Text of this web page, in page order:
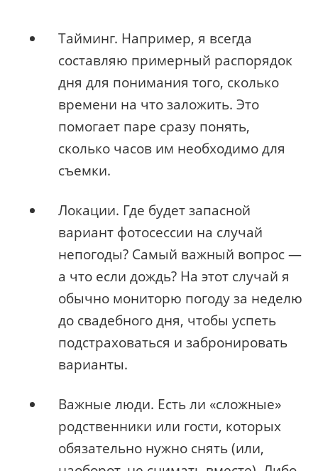
Тайминг. Например, я всегда
составляю примерный распорядок
дня для понимания того, сколько
времени на что заложить. Это
помогает паре сразу понять,
сколько часов им необходимо для
съемки.
Локации. Где будет запасной
вариант фотосессии на случай
непогоды? Самый важный вопрос —
а что если дождь? На этот случай я
обычно мониторю погоду за неделю
до свадебного дня, чтобы успеть
подстраховаться и забронировать
варианты.
Важные люди. Есть ли «сложные»
родственники или гости, которых
обязательно нужно снять (или,